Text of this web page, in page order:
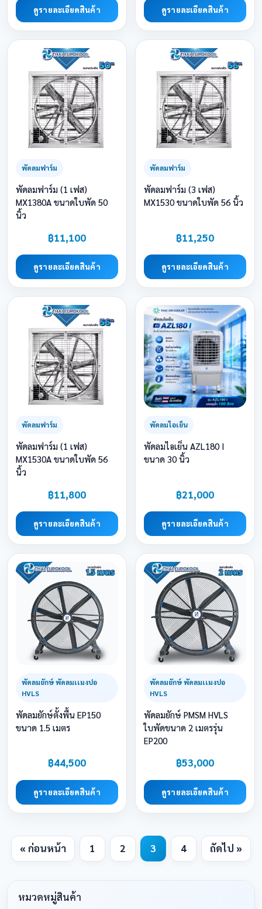
ดูรายละเอียดสินค้า ดูรายละเอียดสินค้า
พัดลมฟาร์ม
พัดลมฟาร์ม (1 เฟส)
MX1380A ขนาดใบพัด 50
นิ้ว
฿11,100
ดูรายละเอียดสินค้า
พัดลมฟาร์ม
พัดลมฟาร์ม (3 เฟส)
MX1530 ขนาดใบพัด 56 นิ้ว
฿11,250
ดูรายละเอียดสินค้า
พัดลมฟาร์ม
พัดลมฟาร์ม (1 เฟส)
MX1530A ขนาดใบพัด 56
นิ้ว
฿11,800
ดูรายละเอียดสินค้า
พัดลมไอเย็น
พัดลมไอเย็น AZL180 I
ขนาด 30 นิ้ว
฿21,000
ดูรายละเอียดสินค้า
พัดลมยักษ์ พัดลมเเมงปอ
HVLS
พัดลมยักษ์ตั้งพื้น EP150
ขนาด 1.5 เมตร
฿44,500
ดูรายละเอียดสินค้า
พัดลมยักษ์ พัดลมเเมงปอ
HVLS
พัดลมยักษ์ PMSM HVLS
ใบพัดขนาด 2 เมตรรุ่น
EP200
฿53,000
ดูรายละเอียดสินค้า
« ก่อนหน้า 1 2 3 4 ถัดไป »
หมวดหมู่สินค้า